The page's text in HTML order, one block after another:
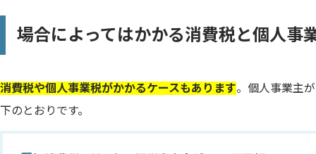
場合によってはかかる消費税と個人事
消費税や個人事業税がかかるケースもあります。個人事業主
下のとおりです。